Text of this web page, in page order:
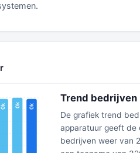
Trend bedrijven
De grafiek trend
apparatuur geeft de
bedrijven weer van